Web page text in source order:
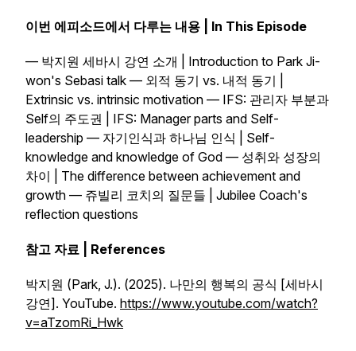
이번 에피소드에서 다루는 내용 | In This Episode
— 박지원 세바시 강연 소개 | Introduction to Park Ji-
won's Sebasi talk — 외적 동기 vs. 내적 동기 |
Extrinsic vs. intrinsic motivation — IFS: 관리자 부분과
Self의 주도권 | IFS: Manager parts and Self-
leadership — 자기인식과 하나님 인식 | Self-
knowledge and knowledge of God — 성취와 성장의
차이 | The difference between achievement and
growth — 쥬빌리 코치의 질문들 | Jubilee Coach's
reflection questions
참고 자료 | References
박지원 (Park, J.). (2025). 나만의 행복의 공식 [세바시
강연]. YouTube. https://www.youtube.com/watch?
v=aTzomRi_Hwk